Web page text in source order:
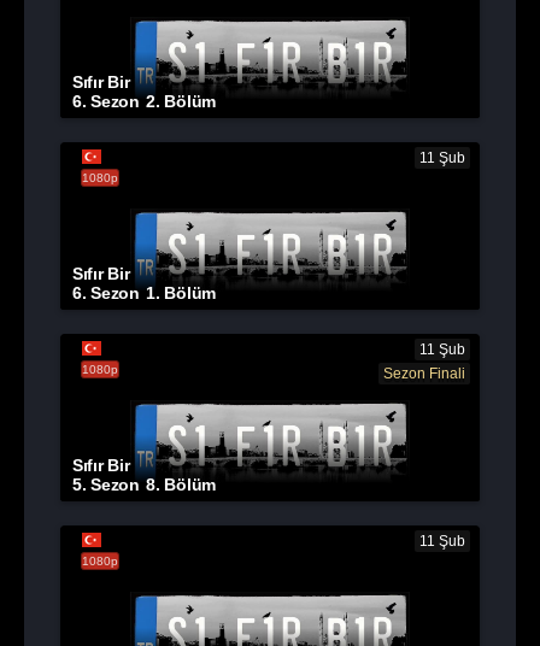
Sıfır Bir
6. Sezon 2. Bölüm
1080p
11 Şub
Sıfır Bir
6. Sezon 1. Bölüm
1080p Sezon Finali
11 Şub
Sıfır Bir
5. Sezon 8. Bölüm
1080p
11 Şub